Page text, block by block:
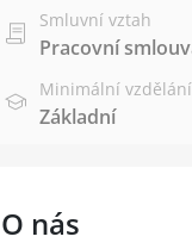
Smluvní vztah
Pracovní
Minimální vzdělání
Základní
O nás